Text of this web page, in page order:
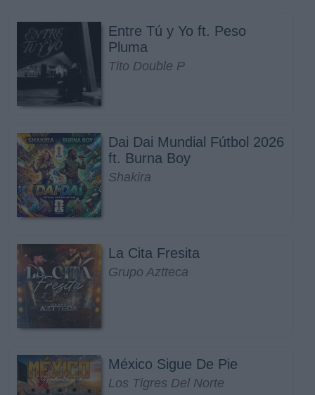
Entre Tú y Yo ft. Peso
Pluma
Tito Double P
Dai Dai Mundial Fútbol 2026
ft. Burna Boy
Shakira
La Cita Fresita
Grupo Aztteca
México Sigue De Pie
Los Tigres Del Norte